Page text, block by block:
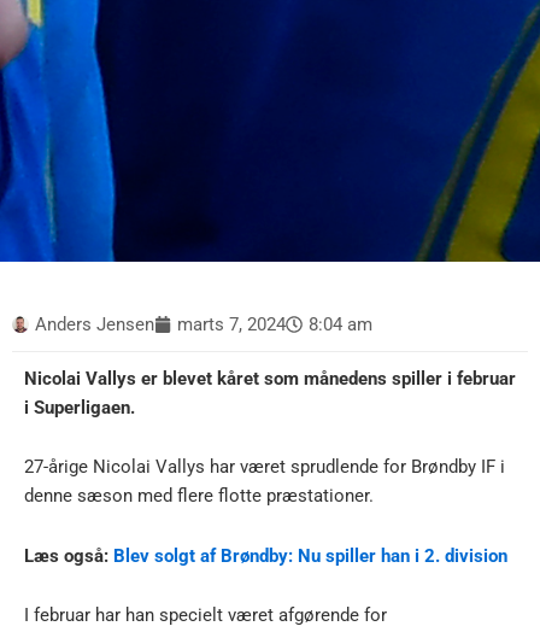
Anders Jensen marts 7, 2024 8:04 am
Nicolai Vallys er blevet kåret som månedens spiller i februar
i Superligaen.
27-årige Nicolai Vallys har været sprudlende for Brøndby IF i
denne sæson med flere flotte præstationer.
Læs også: Blev solgt af Brøndby: Nu spiller han i 2. division
I februar har han specielt været afgørende for